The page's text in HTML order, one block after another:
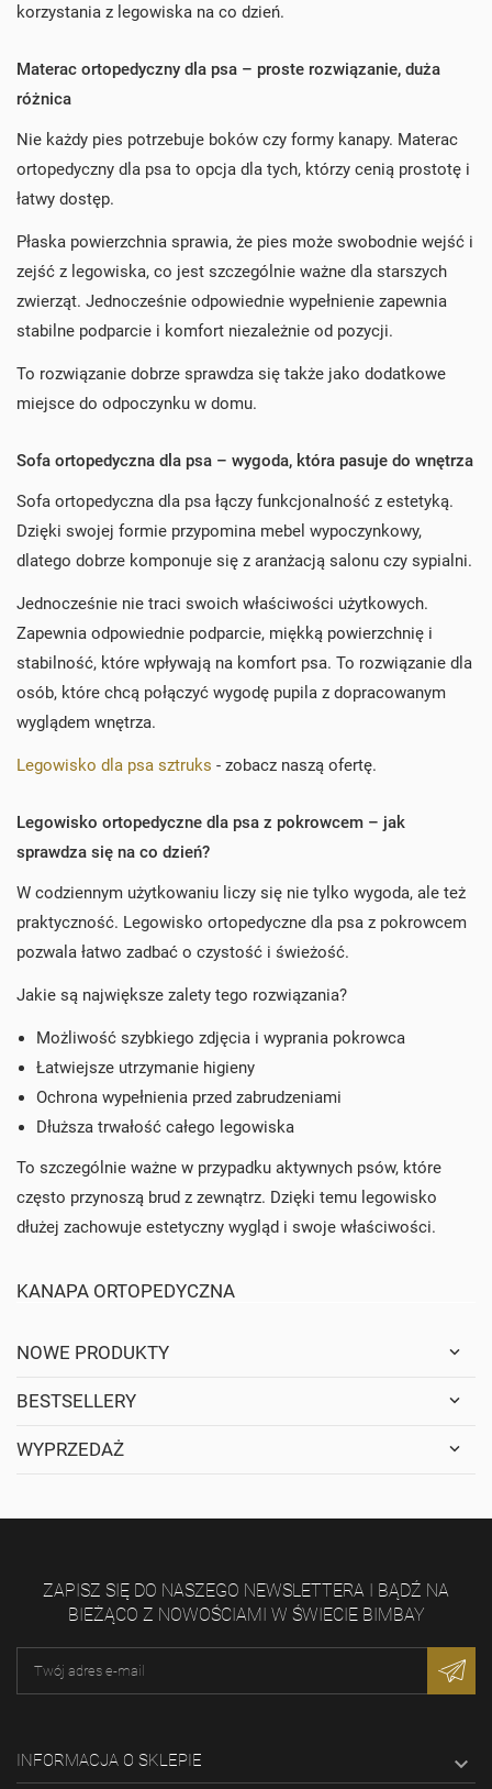
KANAPA ORTOPEDYCZNA
NOWE PRODUKTY
BESTSELLERY
WYPRZEDAŻ
korzystania z legowiska na co dzień.
Materac ortopedyczny dla psa – proste rozwiązanie, duża
różnica
Nie każdy pies potrzebuje boków czy formy kanapy. Materac
ortopedyczny dla psa to opcja dla tych, którzy cenią prostotę i
łatwy dostęp.
Płaska powierzchnia sprawia, że pies może swobodnie wejść i
zejść z legowiska, co jest szczególnie ważne dla starszych
zwierząt. Jednocześnie odpowiednie wypełnienie zapewnia
stabilne podparcie i komfort niezależnie od pozycji.
To rozwiązanie dobrze sprawdza się także jako dodatkowe
miejsce do odpoczynku w domu.
Sofa ortopedyczna dla psa – wygoda, która pasuje do wnętrza
Sofa ortopedyczna dla psa łączy funkcjonalność z estetyką.
Dzięki swojej formie przypomina mebel wypoczynkowy,
dlatego dobrze komponuje się z aranżacją salonu czy sypialni.
Jednocześnie nie traci swoich właściwości użytkowych.
Zapewnia odpowiednie podparcie, miękką powierzchnię i
stabilność, które wpływają na komfort psa. To rozwiązanie dla
osób, które chcą połączyć wygodę pupila z dopracowanym
wyglądem wnętrza.
Legowisko dla psa sztruks - zobacz naszą ofertę.
Legowisko ortopedyczne dla psa z pokrowcem – jak
sprawdza się na co dzień?
W codziennym użytkowaniu liczy się nie tylko wygoda, ale też
praktyczność. Legowisko ortopedyczne dla psa z pokrowcem
pozwala łatwo zadbać o czystość i świeżość.
Jakie są największe zalety tego rozwiązania?
Możliwość szybkiego zdjęcia i wyprania pokrowca
Łatwiejsze utrzymanie higieny
Ochrona wypełnienia przed zabrudzeniami
Dłuższa trwałość całego legowiska
To szczególnie ważne w przypadku aktywnych psów, które
często przynoszą brud z zewnątrz. Dzięki temu legowisko
dłużej zachowuje estetyczny wygląd i swoje właściwości.
ZAPISZ SIĘ DO NASZEGO NEWSLETTERA I BĄDŹ NA
BIEŻĄCO Z NOWOŚCIAMI W ŚWIECIE BIMBAY
INFORMACJA O SKLEPIE 